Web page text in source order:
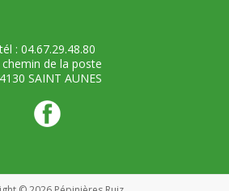
tél : 04.67.29.48.80
chemin de la poste
SAINT AUNES